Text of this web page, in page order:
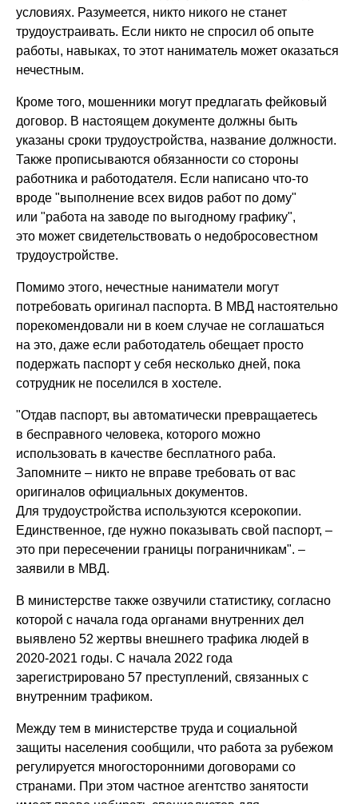
условиях. Разумеется, никто никого не станет
трудоустраивать. Если никто не спросил об опыте
работы, навыках, то этот наниматель может оказаться
нечестным.
Кроме того, мошенники могут предлагать фейковый
договор. В настоящем документе должны быть
указаны сроки трудоустройства, название должности.
Также прописываются обязанности со стороны
работника и работодателя. Если написано что-то
вроде "выполнение всех видов работ по дому"
или "работа на заводе по выгодному графику",
это может свидетельствовать о недобросовестном
трудоустройстве.
Помимо этого, нечестные наниматели могут
потребовать оригинал паспорта. В МВД настоятельно
порекомендовали ни в коем случае не соглашаться
на это, даже если работодатель обещает просто
подержать паспорт у себя несколько дней, пока
сотрудник не поселился в хостеле.
"Отдав паспорт, вы автоматически превращаетесь
в бесправного человека, которого можно
использовать в качестве бесплатного раба.
Запомните – никто не вправе требовать от вас
оригиналов официальных документов.
Для трудоустройства используются ксерокопии.
Единственное, где нужно показывать свой паспорт, –
это при пересечении границы пограничникам". –
заявили в МВД.
В министерстве также озвучили статистику, согласно
которой с начала года органами внутренних дел
выявлено 52 жертвы внешнего трафика людей в
2020-2021 годы. С начала 2022 года
зарегистрировано 57 преступлений, связанных с
внутренним трафиком.
Между тем в министерстве труда и социальной
защиты населения сообщили, что работа за рубежом
регулируется многосторонними договорами со
странами. При этом частное агентство занятости